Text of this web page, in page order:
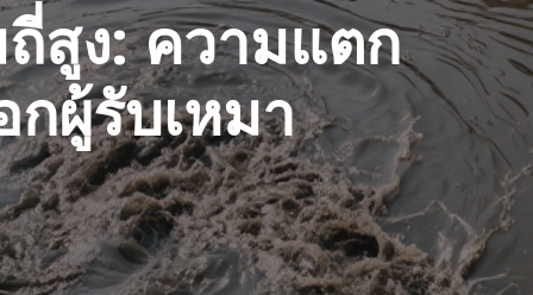
สูง: ความแตก
กผู้รับเหมา